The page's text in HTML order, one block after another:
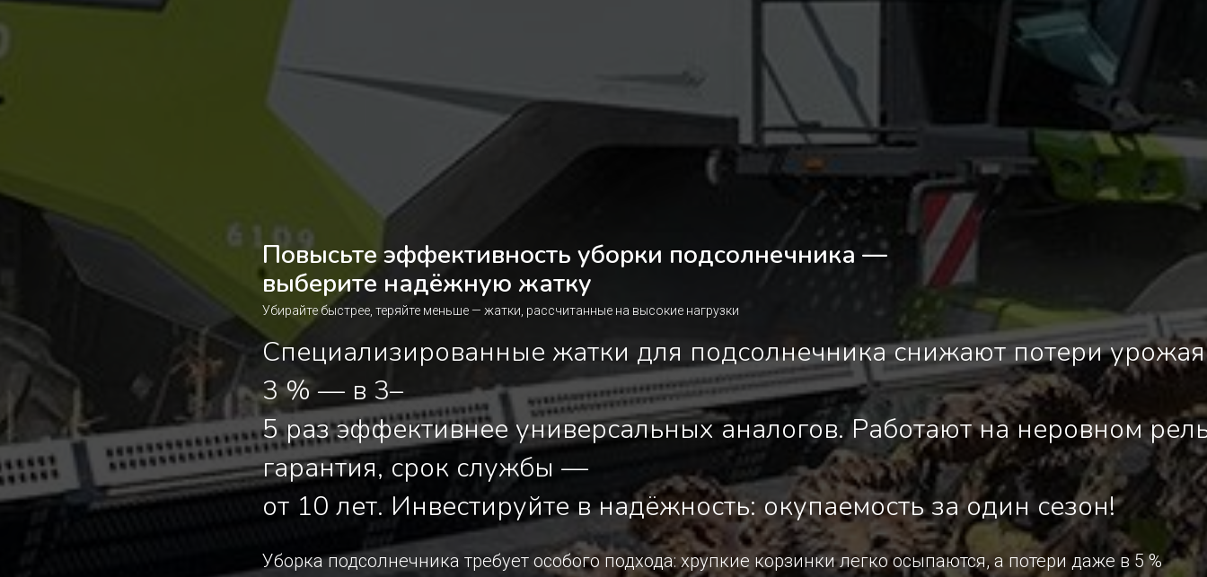
Повысьте эффективность уборки подсолнечника —
выберите надёжную жатку
Убирайте быстрее, теряйте меньше — жатки, рассчитанные на высокие нагрузки
Специализированные жатки для подсолнечника снижают потери
3 % — в 3–
5 раз эффективнее универсальных аналогов. Работают на неровном
гарантия, срок службы —
от 10 лет. Инвестируйте в надёжность: окупаемость за один сезон!
Уборка подсолнечника требует особого подхода: хрупкие корзинки легко осыпаются, а потери даже в 5 %